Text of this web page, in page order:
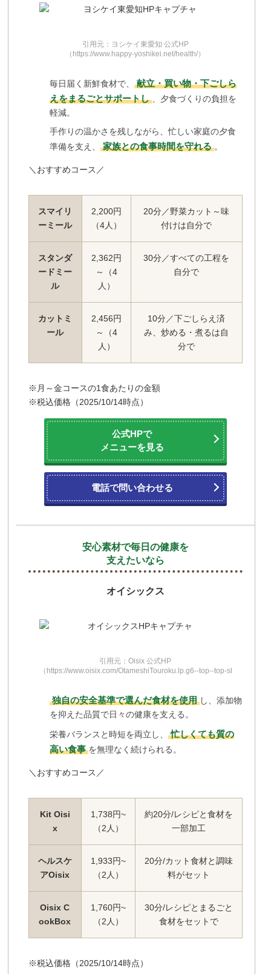
引用元：ヨシケイ東愛知 公式HP
（https://www.happy-yoshikei.net/health/）
毎日届く新鮮食材で、
献立・買い物・下ごしら
えをまるごとサポートし 、夕食づくりの負担を
軽減。
手作りの温かさを残しながら、忙しい家庭の夕食
準備を支え、
家族との食事時間を守れる 。
＼おすすめコース／
スマイリ
ーミール
2,200円
（4人）
20分／野菜カット～味
付けは自分で
スタンダ
ードミー
ル
2,362円
～（4
人）
30分／すべての工程を
自分で
カットミ
ール
2,456円
～（4
人）
10分／下ごしらえ済
み、炒める・煮るは自
分で
※月～金コースの1食あたりの金額
※税込価格（2025/10/14時点）
公式HPで
メニューを見る
電話で問い合わせる
安心素材で毎日の健康を
支えたいなら
オイシックス
引用元：Oisix 公式HP
（https://www.oisix.com/OtameshiTouroku.lp.g6--top--top-
独自の安全基準で選んだ食材を使用 し、添加物
を抑えた品質で日々の健康を支える。
栄養バランスと時短を両立し、
忙しくても質の
高い食事 を無理なく続けられる。
＼おすすめコース／
Kit Oisi
x
1,738円~
（2人）
約20分/レシピと食材を
一部加工
ヘルスケ
アOisix
1,933円~
（2人）
20分/カット食材と調味
料がセット
Oisix C
ookBox
1,760円~
（2人）
30分/レシピとまるごと
食材をセットで
※税込価格（2025/10/14時点）